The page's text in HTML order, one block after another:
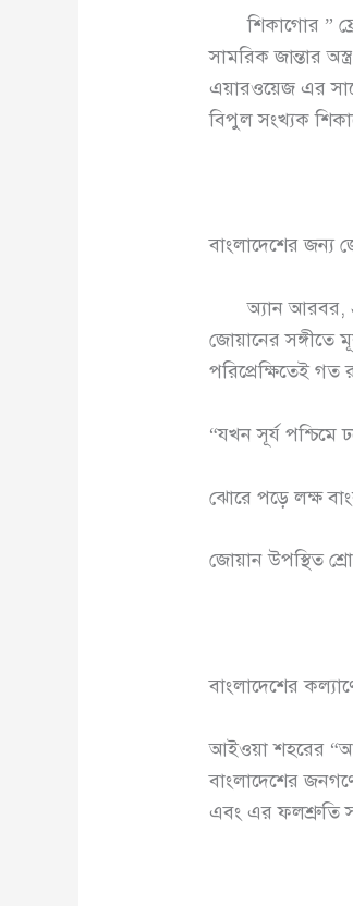
শিকাগোর ”
সামরিক জান্তার
এয়ারওয়েজ এর
বিপুল সংখ্যক
বাংলাদেশের জন্য
অ্যান আরবর,
জোয়ানের সঙ্গীতে
পরিপ্রেক্ষিতেই গত
“যখন সূর্য পশ্চিমে
ঝোরে পড়ে লক্ষ
জোয়ান উপস্থিত
বাংলাদেশের
আইওয়া শহরের
বাংলাদেশের
এবং এর ফলশ্রুতি